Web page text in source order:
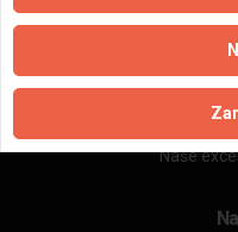
Zpracování a
Zásady pro
Naše